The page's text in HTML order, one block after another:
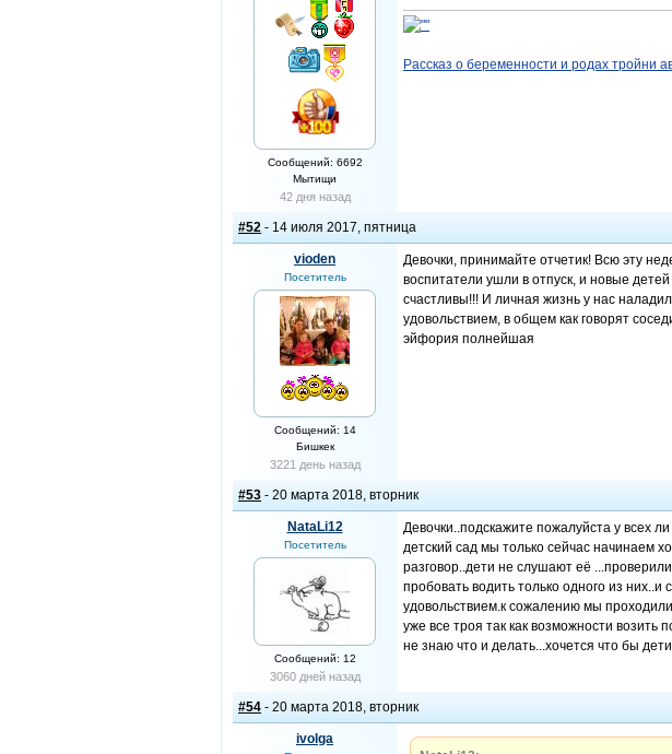
Сообщений: 6692
Мытищи
42 дня назад
Рассказ о беременности и родах тройни
#52 - 14 июля 2017, пятница
vioden
Посетитель
Сообщений: 14
Бишкек
3221 день назад
Девочки, принимайте отчетик! Всю эту
воспитатели ушли в отпуск, и новые
счастливы!!! И личная жизнь у нас
удовольствием, в общем как говорят
эйфория полнейшая
#53 - 20 марта 2018, вторник
NataLi12
Посетитель
Сообщений: 12
3060 дней назад
Девочки..подскажите пожалуйста у всех
детский сад мы только сейчас начинаем
разговор..дети не слушают её
пробовать водить только одного из
удовольствием.к сожалению мы
уже все троя так как возможности возить
не знаю что и делать...хочется что бы
#54 - 20 марта 2018, вторник
ivolga